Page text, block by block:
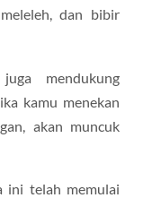
dan bibir
mendukung
kamu menekan
akan muncuk
ini telah memulai